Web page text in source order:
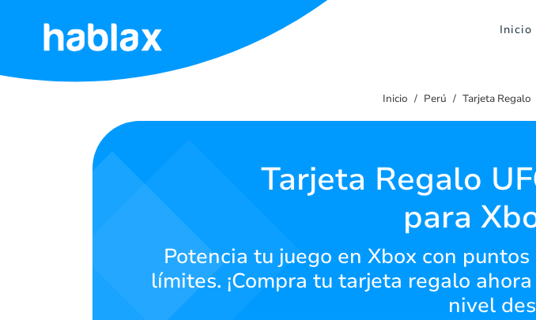
Inicio
Inicio
Inicio Perú Tarjeta Regalo
Tarjeta Regalo
para
Potencia tu juego en Xbox con
límites. ¡Compra tu tarjeta regalo
nivel